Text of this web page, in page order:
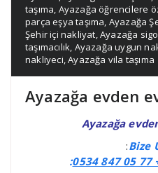
taşıma, Ayazağa öğrencilere
parça eşya taşıma, Ayazağa
Şehir içi nakliyat,Ayazağa
taşımacılık, Ayazağa uygun
nakliyeci,Ayazağa vila taşıma
Ayazağa evden
Ayazağa
:Bize
:0534 847 05 77